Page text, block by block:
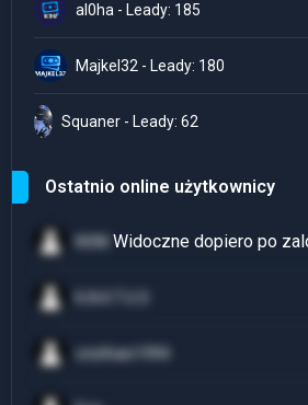
al0ha - Leady: 185
Majkel32 - Leady: 180
Squaner - Leady: 62
Ostatnio online użytkownicy
cristhian1994